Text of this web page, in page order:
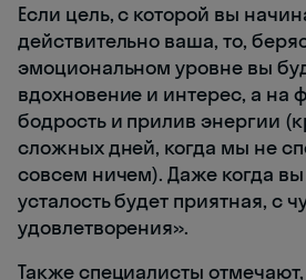
Если цель, с которой вы
действительно ваша, то,
эмоциональном уровне вы
вдохновение и интерес, а на
бодрость и прилив энергии
сложных дней, когда мы не
совсем ничем). Даже когда вы
усталость будет приятная, с
удовлетворения».
Также специалисты